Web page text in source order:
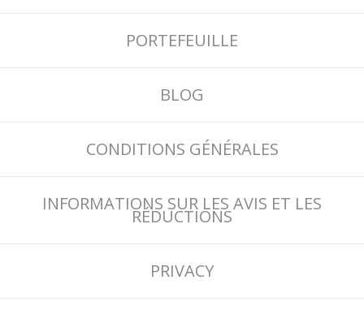
PORTEFEUILLE
BLOG
CONDITIONS GÉNÉRALES
INFORMATIONS SUR LES AVIS ET LES
RÉDUCTIONS
PRIVACY